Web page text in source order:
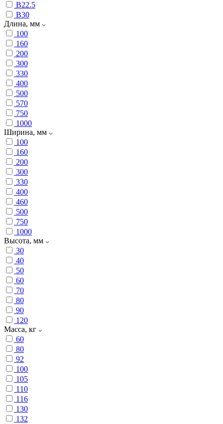
В22.5
В30
Длина, мм
100
160
200
300
330
400
500
570
750
1000
Ширина, мм
100
160
200
300
330
400
460
500
750
1000
Высота, мм
30
40
50
60
70
80
90
120
Масса, кг
60
80
92
100
105
110
116
130
132